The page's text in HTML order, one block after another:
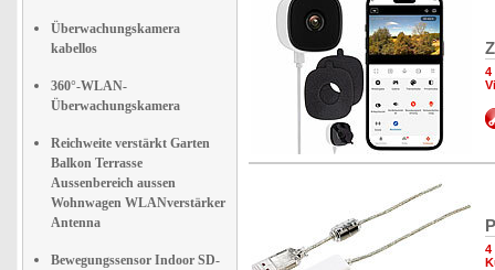
Überwachungskamera
kabellos
360°-WLAN-
Überwachungskamera
Reichweite verstärkt Garten
Balkon Terrasse
Aussenbereich aussen
Wohnwagen WLANverstärker
Antenna
Bewegungssensor Indoor SD-
4
4